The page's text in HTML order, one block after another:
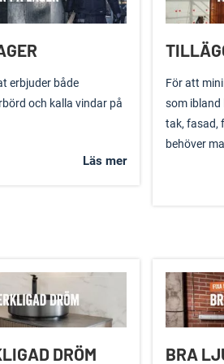
erbjuder både
och kalla vindar på
Läs mer
För att
som ibland
tak, fasad,
behöver
DRÖM BRA